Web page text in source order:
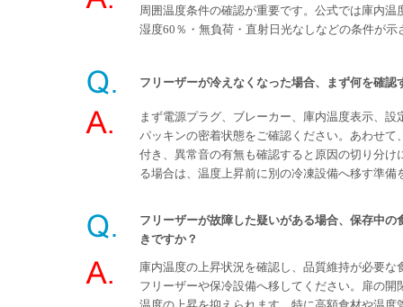
周囲温度条件の確認が重要です。公式では庫内
湿度60％・無負荷・直射日光なしなどの条件が示
フリーザーが冷えなくなった場合、まず何を確認
まず電源プラグ、ブレーカー、庫内温度表示、設
パッキンの密着状態をご確認ください。あわせて
付き、異常音の有無も確認すると原因の切り分け
る場合は、温度上昇前に別の冷凍設備へ移す準備
フリーザーが故障した疑いがある場合、保存中の
きですか？
庫内温度の上昇状況を確認し、品質維持が必要な
フリーザーや保冷設備へ移してください。扉の開